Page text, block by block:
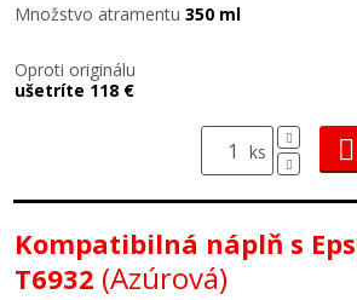
Množstvo atramentu 350 ml
Oproti originálu
ušetríte 118 €
ks
Kompatibilná náplň s
T6932 (Azúrová)